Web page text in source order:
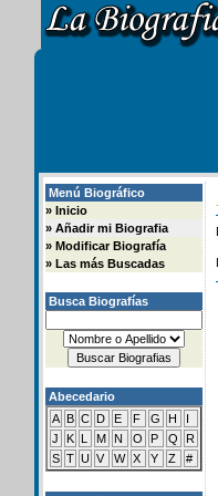
Menú Biográfico
» Inicio
» Añadir mi Biografia
» Modificar Biografía
» Las más Buscadas
Busca Biografías
Abecedario
A B C D E F G H
I
J
K L M N O P Q
R
S T U V W X Y Z #